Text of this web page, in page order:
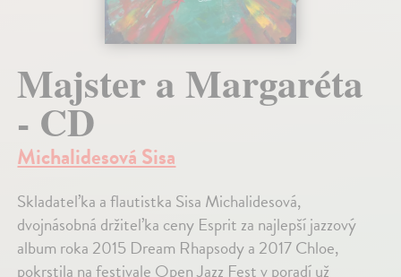
Majster a Margaréta
- CD
Michalidesová Sisa
Skladateľka a flautistka Sisa Michalidesová,
dvojnásobná držiteľka ceny Esprit za najlepší jazzový
album roka 2015 Dream Rhapsody a 2017 Chloe,
pokrstila na festivale Open Jazz Fest v poradí už